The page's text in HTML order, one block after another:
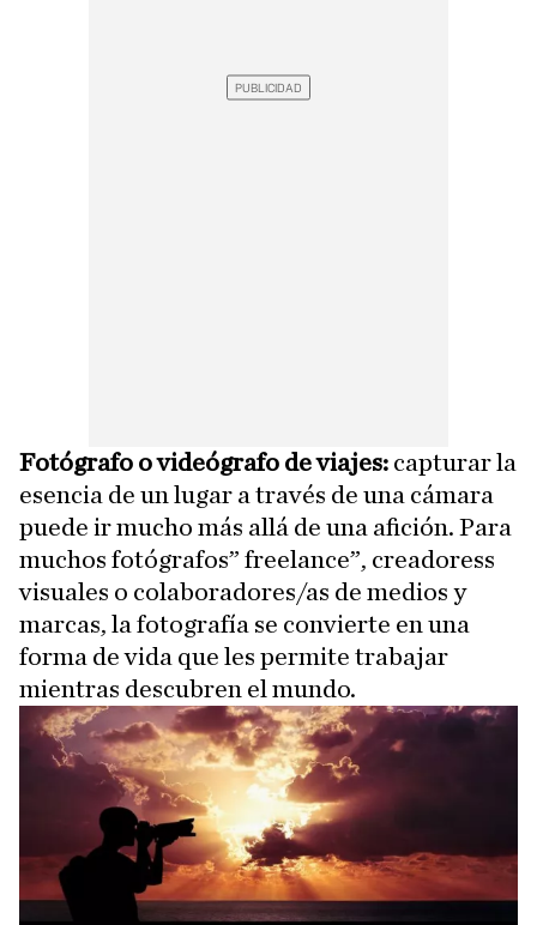
Fotógrafo o videógrafo de viajes: capturar la
esencia de un lugar a través de una cámara
puede ir mucho más allá de una afición. Para
muchos fotógrafos” freelance”, creadoress
visuales o colaboradores/as de medios y
marcas, la fotografía se convierte en una
forma de vida que les permite trabajar
mientras descubren el mundo.